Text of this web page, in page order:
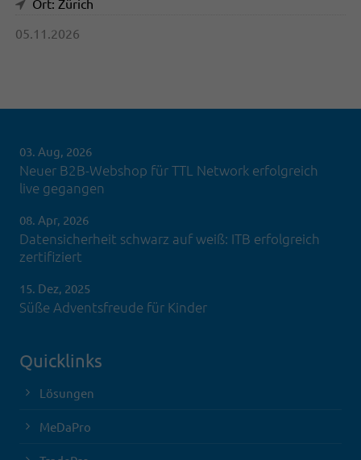
05.11.2026
03. Aug, 2026
Neuer B2B-Webshop für TTL Network erfolgreich
live gegangen
08. Apr, 2026
Datensicherheit schwarz auf weiß: ITB erfolgreich
zertifiziert
15. Dez, 2025
Süße Adventsfreude für Kinder
Quicklinks
Lösungen
MeDaPro